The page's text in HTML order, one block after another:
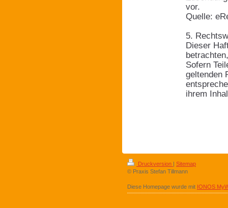
vor.
Quelle:
5.
Dieser
Sofern
geltenden
ihrem
Druckversion | Sitemap
© Praxis Stefan Tillmann
Diese Homepage wurde mit IONOS